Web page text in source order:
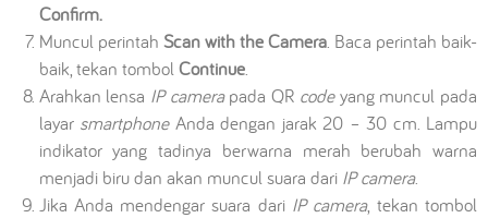
Confirm.
Muncul perintah Scan with the Camera. Baca perintah baik-
baik, tekan tombolContinue.
Arahkan lensa IP camerapada QR codeyang muncul pada
layar smartphone Anda dengan jarak 20 – 30 cm. Lampu
indikator yang tadinya berwarna merah berubah warna
menjadi biru dan akan muncul suara dari IP camera.
Jika Anda mendengar suara dari IP camera, tekan tombol